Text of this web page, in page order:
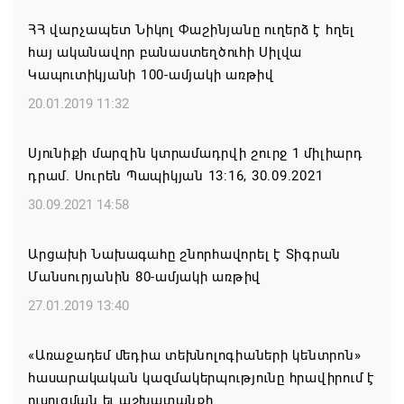
Կաթողիկոսի և 6 եպիսկոպոսի գործով դատական
նիստը կանցկացվի դռնփակ
07.08.2026 16:34
ՀՐԱՎԻՐՈՒՄ ԵՆՔ ՄԻԱՍԻՆ ՆՇԵԼՈՒ ՏԱՇՏՈՒՆ
ԲՆԱԿԱՎԱՅՐԻ ՕՐԸ
07.08.2026 16:21
Կապան համայնքի ղեկավար Գևորգ Փարսյանի
նախաձեռնությամբ ճանապարհաշինական
մեծածավալ աշխատանքներ՝ գյուղական
07.08.2026 16:09
ՀՀ վարչապետ Նիկոլ Փաշինյանը ուղերձ է հղել
հայ ականավոր բանաստեղծուհի Սիլվա
Կապուտիկյանի 100-ամյակի առթիվ
20.01.2019 11:32
Սյունիքի մարզին կտրամադրվի շուրջ 1 միլիարդ
դրամ. Սուրեն Պապիկյան 13:16, 30.09.2021
30.09.2021 14:58
Արցախի Նախագահը շնորհավորել է Տիգրան
Մանսուրյանին 80-ամյակի առթիվ
27.01.2019 13:40
«Առաջադեմ մեդիա տեխնոլոգիաների կենտրոն»
հասարակական կազմակերպությունը հրավիրում է
ուսուցման եւ աշխատանքի